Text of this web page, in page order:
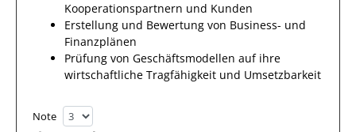
Kooperationspartnern und Kunden
Erstellung und Bewertung von Business- und
Finanzplänen
Prüfung von Geschäftsmodellen auf ihre
wirtschaftliche Tragfähigkeit und Umsetzbarkeit
Note